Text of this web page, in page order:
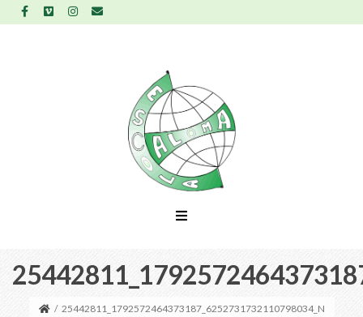
/ 25442811_1792572464373187_6252731732110798034_N